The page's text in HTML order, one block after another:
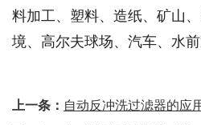
料加工、塑料、造纸、矿山
境、高尔夫球场、汽车、水前
上一条： 自动反冲洗过滤器的应